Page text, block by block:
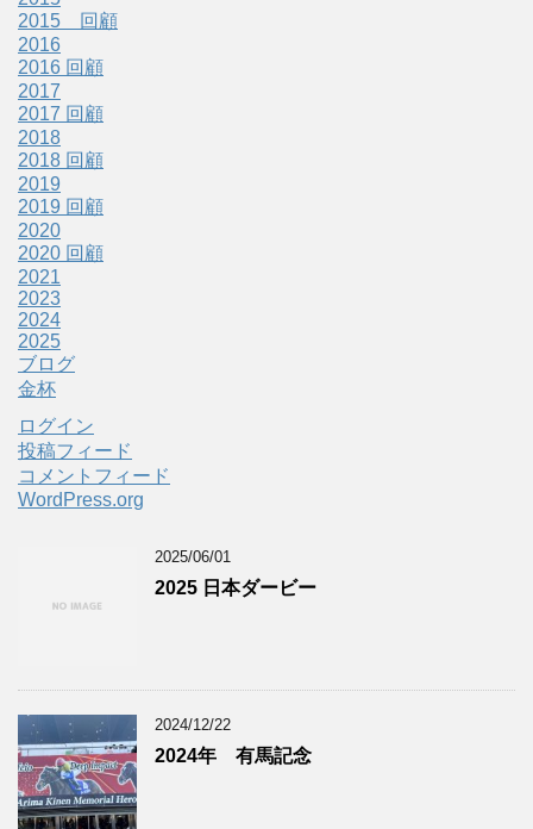
2015 回顧
2016
2016 回顧
2017
2017 回顧
2018
2018 回顧
2019
2019 回顧
2020
2020 回顧
2021
2023
2024
2025
ブログ
金杯
ログイン
投稿フィード
コメントフィード
WordPress.org
2025/06/01
2025 日本ダービー
2024/12/22
2024年 有馬記念